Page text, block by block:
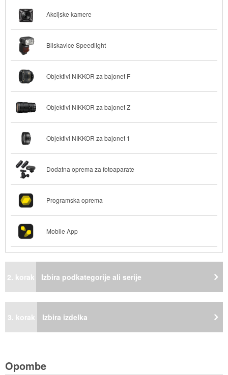
Akcijske kamere
Bliskavice Speedlight
Objektivi NIKKOR za bajonet F
Objektivi NIKKOR za bajonet Z
Objektivi NIKKOR za bajonet 1
Dodatna oprema za fotoaparate
Programska oprema
Mobile App
2. korak Izbira podkategorije ali serije
3. korak Izbira izdelka
Opombe